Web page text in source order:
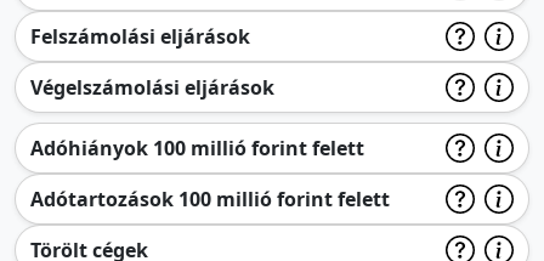
Felszámolási eljárások
Végelszámolási eljárások
Adóhiányok 100 millió forint felett
Adótartozások 100 millió forint felett
Törölt cégek